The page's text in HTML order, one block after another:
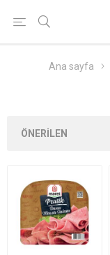
Ana sayfa